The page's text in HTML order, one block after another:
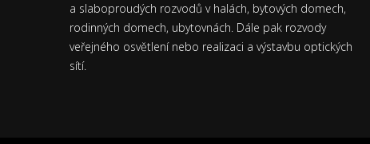
a slaboproudých rozvodů v halách, bytových domech,
rodinných domech, ubytovnách. Dále pak rozvody
veřejného osvětlení nebo realizaci a výstavbu optických
sítí.